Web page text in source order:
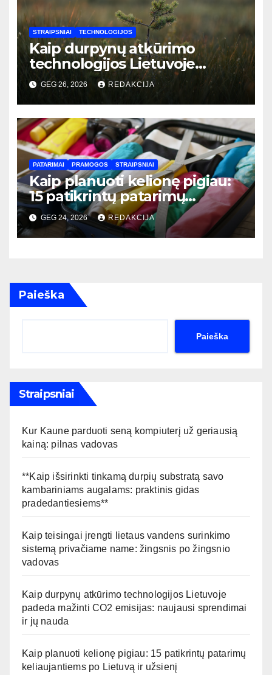
STRAIPSNIAI TECHNOLOGIJOS
Kaip durpynų atkūrimo
technologijos Lietuvoje
padeda mažinti CO2 emisijas:
naujausi sprendimai ir jų
nauda
GEG 26, 2026 REDAKCIJA
PATARIMAI PRAMOGOS STRAIPSNIAI
Kaip planuoti kelionę pigiau:
15 patikrintų patarimų
keliaujantiems po Lietuvą ir
užsienį
GEG 24, 2026 REDAKCIJA
Paieška
Paieška
Straipsniai
Kur Kaune parduoti seną kompiuterį už geriausią
kainą: pilnas vadovas
**Kaip išsirinkti tinkamą durpių substratą savo
kambariniams augalams: praktinis gidas
pradedantiesiems**
Kaip teisingai įrengti lietaus vandens surinkimo
sistemą privačiame name: žingsnis po žingsnio
vadovas
Kaip durpynų atkūrimo technologijos Lietuvoje
padeda mažinti CO2 emisijas: naujausi sprendimai
ir jų nauda
Kaip planuoti kelionę pigiau: 15 patikrintų patarimų
keliaujantiems po Lietuvą ir užsienį